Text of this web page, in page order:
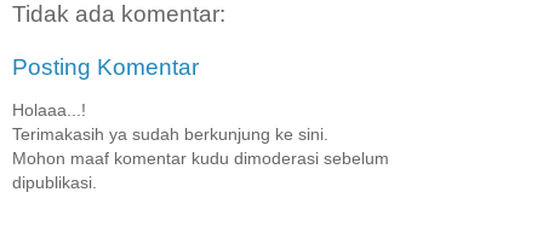
Tidak ada komentar:
Posting Komentar
Holaaa...!
Terimakasih ya sudah berkunjung ke sini.
Mohon maaf komentar kudu dimoderasi sebelum
dipublikasi.